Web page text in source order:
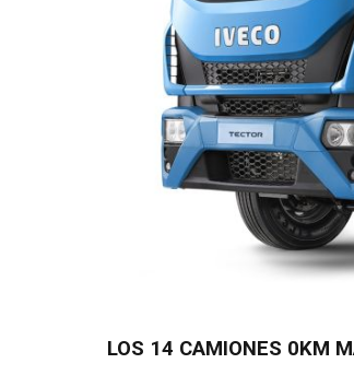
LOS 14 CAMIONES 0KM